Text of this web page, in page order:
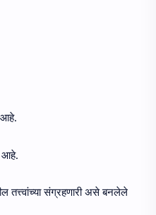
आहे.
आहे.
तत्त्वांच्या संग्रहणारी असे बनलेले